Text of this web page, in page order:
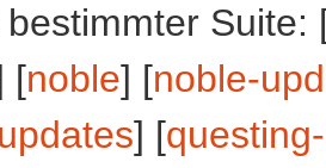
Suite:
[noble] [noble-
] [